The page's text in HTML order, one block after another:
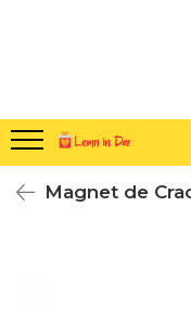
Agende din lemn
Agende 10x10
Semne de carte
Magnet de